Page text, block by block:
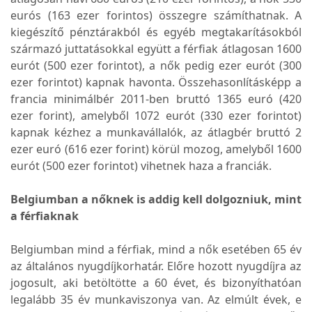
eurós (163 ezer forintos) összegre számíthatnak. A
kiegészítő pénztárakból és egyéb megtakarításokból
származó juttatásokkal együtt a férfiak átlagosan 1600
eurót (500 ezer forintot), a nők pedig ezer eurót (300
ezer forintot) kapnak havonta. Összehasonlításképp a
francia minimálbér 2011-ben bruttó 1365 euró (420
ezer forint), amelyből 1072 eurót (330 ezer forintot)
kapnak kézhez a munkavállalók, az átlagbér bruttó 2
ezer euró (616 ezer forint) körül mozog, amelyből 1600
eurót (500 ezer forintot) vihetnek haza a franciák.
Belgiumban a nőknek is addig kell dolgozniuk, mint
a férfiaknak
Belgiumban mind a férfiak, mind a nők esetében 65 év
az általános nyugdíjkorhatár. Előre hozott nyugdíjra az
jogosult, aki betöltötte a 60 évet, és bizonyíthatóan
legalább 35 év munkaviszonya van. Az elmúlt évek, e